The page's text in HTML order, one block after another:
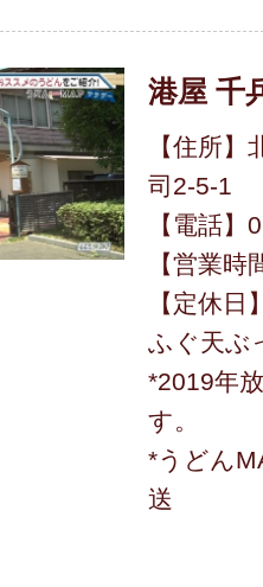
港屋 千
【住所
司2-5-1
【電話
【営業
【定休
ふぐ天ぶ
*2019年
す。
*うどん
送